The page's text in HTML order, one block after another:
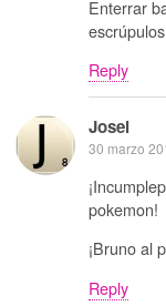
Enterrar
Reply
Josei
30 marzo
pokemon!
¡Bruno al
Reply